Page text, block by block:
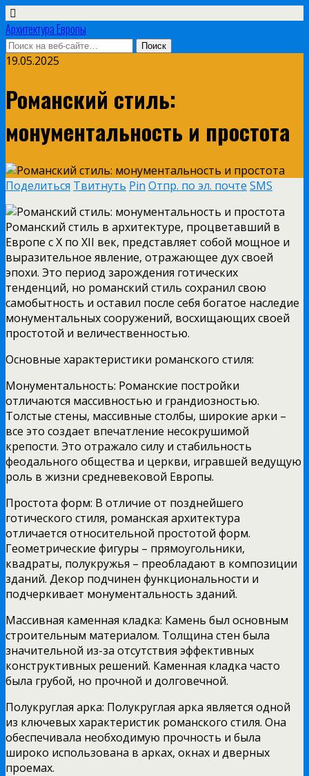
Архитектура Европы
19.05.2025
Романский стиль:
монументальность и простота
Поделиться Твитнуть Pin Отпр. по эл. почте SMS
Романский стиль в архитектуре, процветавший в
Европе с X по XII век, представляет собой мощное и
выразительное явление, отражающее дух своей
эпохи. Это период зарождения готических
тенденций, но романский стиль сохранил свою
самобытность и оставил после себя богатое наследие
монументальных сооружений, восхищающих своей
простотой и величественностью.
Основные характеристики романского стиля:
Монументальность: Романские постройки
отличаются массивностью и грандиозностью.
Толстые стены, массивные столбы, широкие арки –
все это создает впечатление несокрушимой
крепости. Это отражало силу и стабильность
феодального общества и церкви, игравшей ведущую
роль в жизни средневековой Европы.
Простота форм: В отличие от позднейшего
готического стиля, романская архитектура
отличается относительной простотой форм.
Геометрические фигуры – прямоугольники,
квадраты, полукружья – преобладают в композиции
зданий. Декор подчинен функциональности и
подчеркивает монументальность зданий.
Массивная каменная кладка: Камень был основным
строительным материалом. Толщина стен была
значительной из-за отсутствия эффективных
конструктивных решений. Каменная кладка часто
была грубой, но прочной и долговечной.
Полукруглая арка: Полукруглая арка является одной
из ключевых характеристик романского стиля. Она
обеспечивала необходимую прочность и была
широко использована в арках, окнах и дверных
проемах.